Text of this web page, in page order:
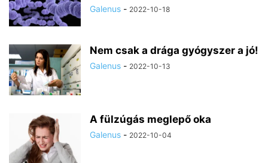
Galenus - 2022-10-18
Nem csak a drága gyógyszer a jó!
Galenus - 2022-10-13
A fülzúgás meglepő oka
Galenus - 2022-10-04